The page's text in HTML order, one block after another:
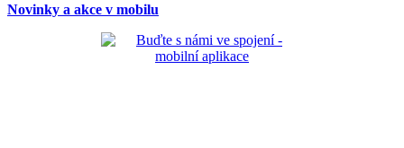
Novinky a akce v mobilu